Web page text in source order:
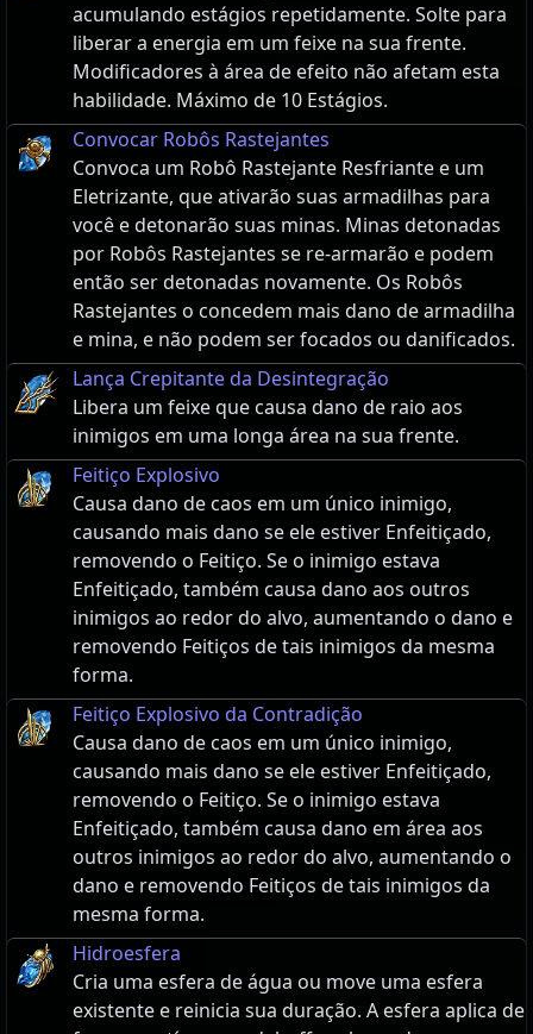
acumulando estágios repetidamente. Solte para
liberar a energia em um feixe na sua frente.
Modificadores à área de efeito não afetam esta
habilidade. Máximo de 10 Estágios.
Convocar Robôs Rastejantes
Convoca um Robô Rastejante Resfriante e um
Eletrizante, que ativarão suas armadilhas para
você e detonarão suas minas. Minas detonadas
por Robôs Rastejantes se re-armarão e podem
então ser detonadas novamente. Os Robôs
Rastejantes o concedem mais dano de armadilha
e mina, e não podem ser focados ou danificados.
Lança Crepitante da Desintegração
Libera um feixe que causa dano de raio aos
inimigos em uma longa área na sua frente.
Feitiço Explosivo
Causa dano de caos em um único inimigo,
causando mais dano se ele estiver Enfeitiçado,
removendo o Feitiço. Se o inimigo estava
Enfeitiçado, também causa dano aos outros
inimigos ao redor do alvo, aumentando o dano e
removendo Feitiços de tais inimigos da mesma
forma.
Feitiço Explosivo da Contradição
Causa dano de caos em um único inimigo,
causando mais dano se ele estiver Enfeitiçado,
removendo o Feitiço. Se o inimigo estava
Enfeitiçado, também causa dano em área aos
outros inimigos ao redor do alvo, aumentando o
dano e removendo Feitiços de tais inimigos da
mesma forma.
Hidroesfera
Cria uma esfera de água ou move uma esfera
existente e reinicia sua duração. A esfera aplica de